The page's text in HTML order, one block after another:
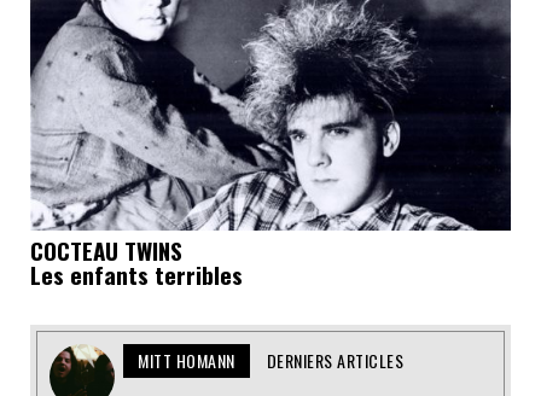
COCTEAU TWINS
Les enfants terribles
MITT HOMANN DERNIERS ARTICLES